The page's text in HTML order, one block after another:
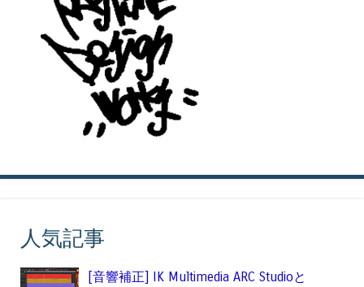
人気記事
[音響補正] IK Multimedia ARC Studioと